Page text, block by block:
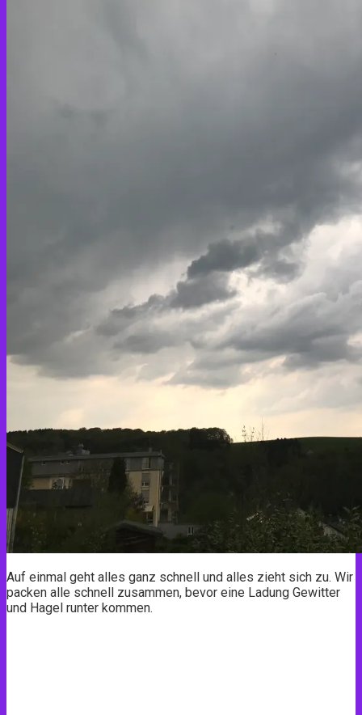
Auf einmal geht alles ganz schnell und alles zieht sich zu. Wir
packen alle schnell zusammen, bevor eine Ladung Gewitter
und Hagel runter kommen.